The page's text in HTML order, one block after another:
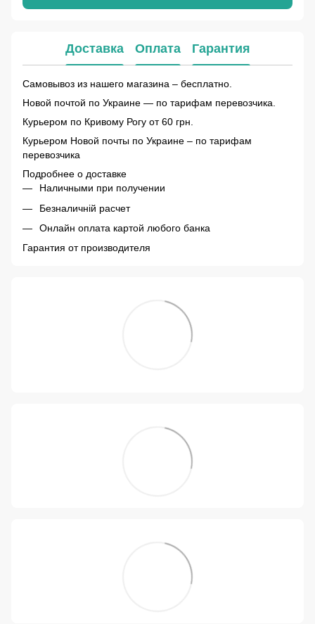
Доставка Оплата Гарантия
Самовывоз из нашего магазина – бесплатно.
Новой почтой по Украине — по тарифам перевозчика.
Курьером по Кривому Рогу от 60 грн.
Курьером Новой почты по Украине – по тарифам
перевозчика
Подробнее о доставке
Наличными при получении
Безналичній расчет
Онлайн оплата картой любого банка
Гарантия от производителя